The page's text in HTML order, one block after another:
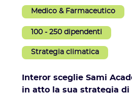
Medico & Farmaceutico
100 - 250 dipendenti
Strategia climatica
Interor sceglie Sami
in atto la sua strategia di